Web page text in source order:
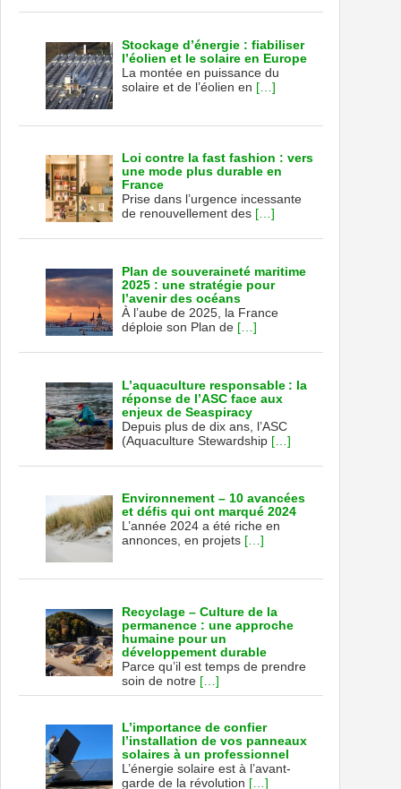
Stockage d’énergie : fiabiliser
l’éolien et le solaire en Europe
La montée en puissance du
solaire et de l’éolien en […]
Loi contre la fast fashion : vers
une mode plus durable en
France
Prise dans l’urgence incessante
de renouvellement des […]
Plan de souveraineté maritime
2025 : une stratégie pour
l’avenir des océans
À l’aube de 2025, la France
déploie son Plan de […]
L’aquaculture responsable : la
réponse de l’ASC face aux
enjeux de Seaspiracy
Depuis plus de dix ans, l’ASC
(Aquaculture Stewardship […]
Environnement – 10 avancées
et défis qui ont marqué 2024
L’année 2024 a été riche en
annonces, en projets […]
Recyclage – Culture de la
permanence : une approche
humaine pour un
développement durable
Parce qu’il est temps de prendre
soin de notre […]
L’importance de confier
l’installation de vos panneaux
solaires à un professionnel
L’énergie solaire est à l’avant-
garde de la révolution […]